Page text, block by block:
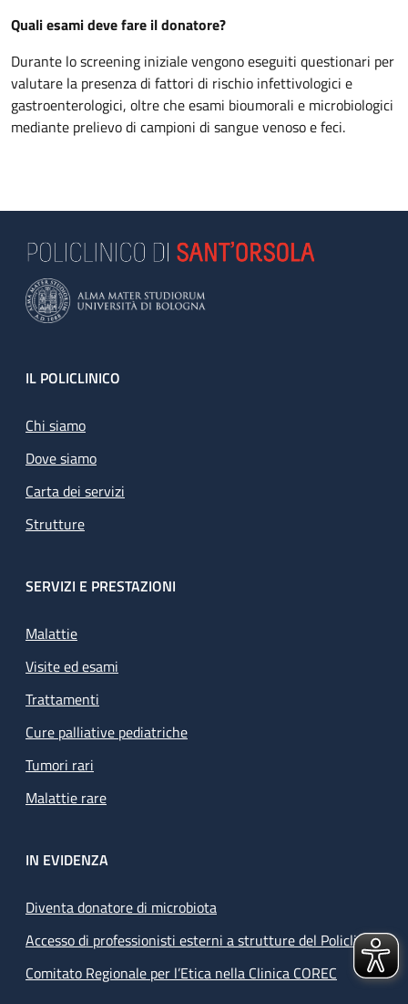
Quali esami deve fare il donatore?
Durante lo screening iniziale vengono eseguiti questionari per
valutare la presenza di fattori di rischio infettivologici e
gastroenterologici, oltre che esami bioumorali e microbiologici
mediante prelievo di campioni di sangue venoso e feci.
Footer
IL POLICLINICO
Chi siamo
Dove siamo
Carta dei servizi
Strutture
SERVIZI E PRESTAZIONI
Malattie
Visite ed esami
Trattamenti
Cure palliative pediatriche
Tumori rari
Malattie rare
IN EVIDENZA
Diventa donatore di microbiota
Accesso di professionisti esterni a strutture del Policlinico
Comitato Regionale per l’Etica nella Clinica COREC